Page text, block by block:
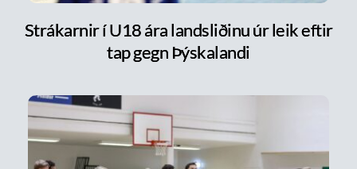
Strákarnir í U18 ára landsliðinu úr leik eftir
tap gegn Þýskalandi